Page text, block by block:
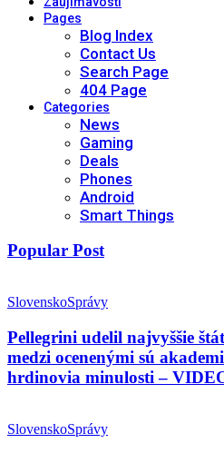
Pages
Blog Index
Contact Us
Search Page
404 Page
Categories
News
Gaming
Deals
Phones
Android
Smart Things
Popular Post
SlovenskoSprávy
Pellegrini udelil najvyššie
medzi ocenenými sú
hrdinovia minulosti –
SlovenskoSprávy